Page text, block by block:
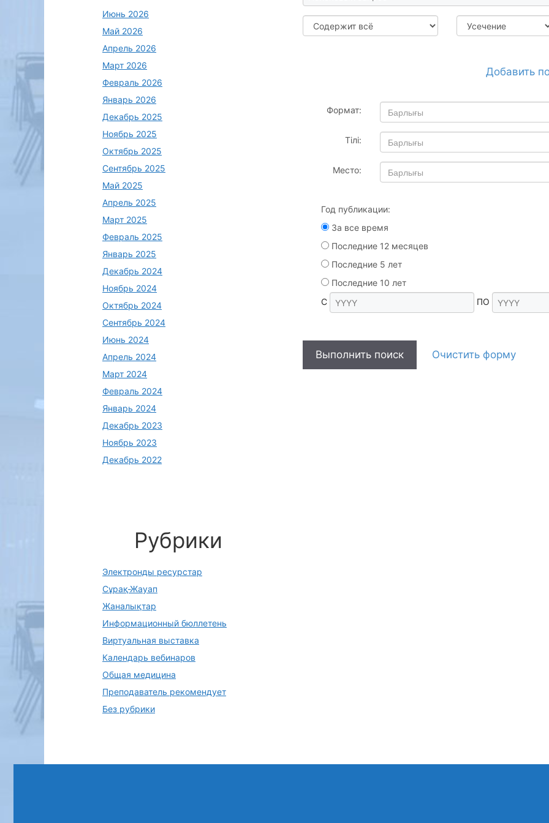
Добавить
Формат:
Тілі:
Место:
Год публикации:
За все время
Последние 12 месяцев
Последние 5 лет
Последние 10 лет
С
ПО
Выполнить поиск Очистить форму
Июнь 2026
Май 2026
Апрель 2026
Март 2026
Февраль 2026
Январь 2026
Декабрь 2025
Ноябрь 2025
Октябрь 2025
Сентябрь 2025
Май 2025
Апрель 2025
Март 2025
Февраль 2025
Январь 2025
Декабрь 2024
Ноябрь 2024
Октябрь 2024
Сентябрь 2024
Июнь 2024
Апрель 2024
Март 2024
Февраль 2024
Январь 2024
Декабрь 2023
Ноябрь 2023
Декабрь 2022
Рубрики
Электронды ресурстар
Сұрақ-Жауап
Жаналықтар
Информационный бюллетень
Виртуальная выставка
Календарь вебинаров
Общая медицина
Преподаватель рекомендует
Без рубрики